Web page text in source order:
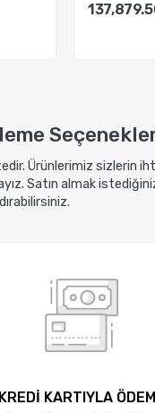
Ürünlerimiz sizlerin
Satın almak
KREDİ KARTIYLA